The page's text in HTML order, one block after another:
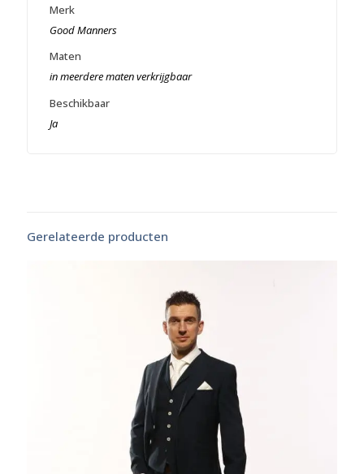
Merk
Good Manners
Maten
in meerdere maten verkrijgbaar
Beschikbaar
Ja
Gerelateerde producten